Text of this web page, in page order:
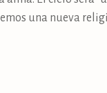
una nueva